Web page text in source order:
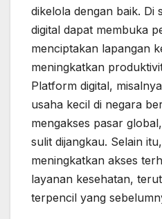
dikelola dengan baik. Di
digital dapat membuka
menciptakan lapangan
meningkatkan
Platform digital,
usaha kecil di negara
mengakses pasar
sulit dijangkau. Selain
meningkatkan akses
layanan kesehatan,
terpencil yang